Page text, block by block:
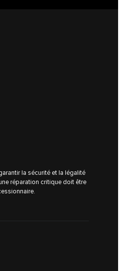
la sécurité et la légalité
réparation critique doit être